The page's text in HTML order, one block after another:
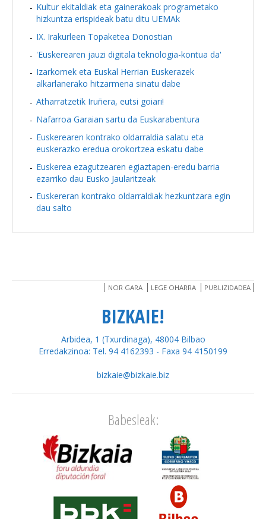
Kultur ekitaldiak eta gainerakoak programetako
hizkuntza erispideak batu ditu UEMAk
IX. Irakurleen Topaketea Donostian
'Euskerearen jauzi digitala teknologia-kontua da'
Izarkomek eta Euskal Herrian Euskerazek
alkarlanerako hitzarmena sinatu dabe
Atharratzetik Iruñera, eutsi goiari!
Nafarroa Garaian sartu da Euskarabentura
Euskerearen kontrako oldarraldia salatu eta
euskerazko eredua orokortzea eskatu dabe
Euskerea ezagutzearen egiaztapen-eredu barria
ezarriko dau Eusko Jaularitzeak
Euskereran kontrako oldarraldiak hezkuntzara egin
dau salto
NOR GARA LEGE OHARRA PUBLIZIDADEA
BIZKAIE!
Arbidea, 1 (Txurdinaga), 48004 Bilbao
Erredakzinoa: Tel. 94 4162393 - Faxa 94 4150199
bizkaie@bizkaie.biz
Babesleak: